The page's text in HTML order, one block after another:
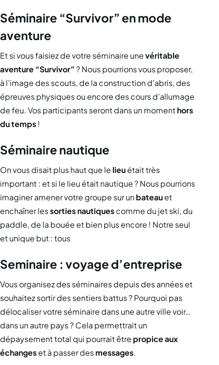
Séminaire “Survivor” en mode
aventure
Et si vous faisiez de votre séminaire unevéritable
aventure “Survivor”? Nous pourrions vous proposer,
à l’image des scouts, de la construction d’abris, des
épreuves physiques ou encore des cours d’allumage
de feu. Vos participants seront dans un momenthors
du temps!
Séminaire nautique
On vous disait plus haut que le lieuétait très
important : et si le lieu était nautique ? Nous pourrions
imaginer amener votre groupe sur unbateauet
enchaîner lessorties nautiquescomme du jet ski, du
paddle, de la bouée et bien plus encore ! Notre seul
et unique but : tous
Seminaire : voyage d’entreprise
Vous organisez des séminaires depuis des années et
souhaitez sortir des sentiers battus ? Pourquoi pas
délocaliser votre séminaire dans une autre ville voir…
dans un autre pays ? Cela permettrait un
dépaysement total qui pourrait être propice aux
échangeset à passer desmessages.